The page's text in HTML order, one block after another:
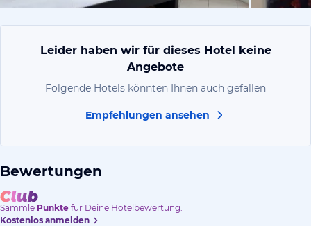
Leider haben wir für dieses Hotel keine
Angebote
Folgende Hotels könnten Ihnen auch gefallen
Empfehlungen ansehen
Bewertungen
Sammle Punkte für Deine Hotelbewertung.
Kostenlos anmelden